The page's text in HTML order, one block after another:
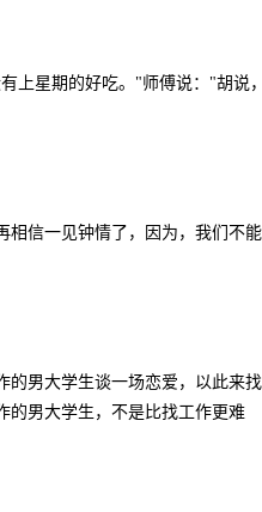
上星期的好吃。"师傅说："胡说，
相信一见钟情了，因为，我们不能
男大学生谈一场恋爱，以此来找
的男大学生，不是比找工作更难